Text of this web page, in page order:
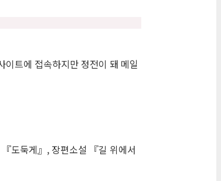
트에 접속하지만 정전이 돼 메일
도둑게』, 장편소설 『길 위에서